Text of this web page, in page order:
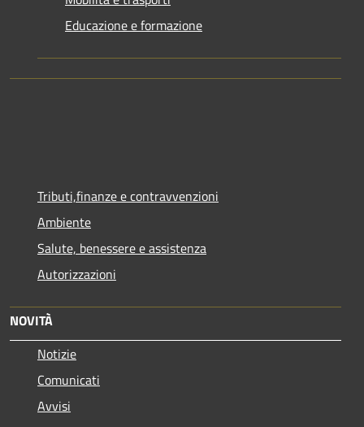
Educazione e formazione
Tributi,finanze e contravvenzioni
Ambiente
Salute, benessere e assistenza
Autorizzazioni
NOVITÀ
Notizie
Comunicati
Avvisi